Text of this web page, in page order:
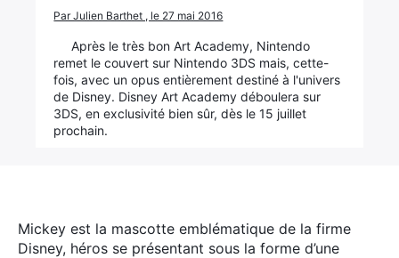
Mickey est la mascotte emblématique de la firme
Disney, héros se présentant sous la forme d’une
Par Julien Barthet , le 27 mai 2016
Après le très bon Art Academy, Nintendo
remet le couvert sur Nintendo 3DS mais, cette-
fois, avec un opus entièrement destiné à l'univers
de Disney. Disney Art Academy déboulera sur
3DS, en exclusivité bien sûr, dès le 15 juillet
prochain.